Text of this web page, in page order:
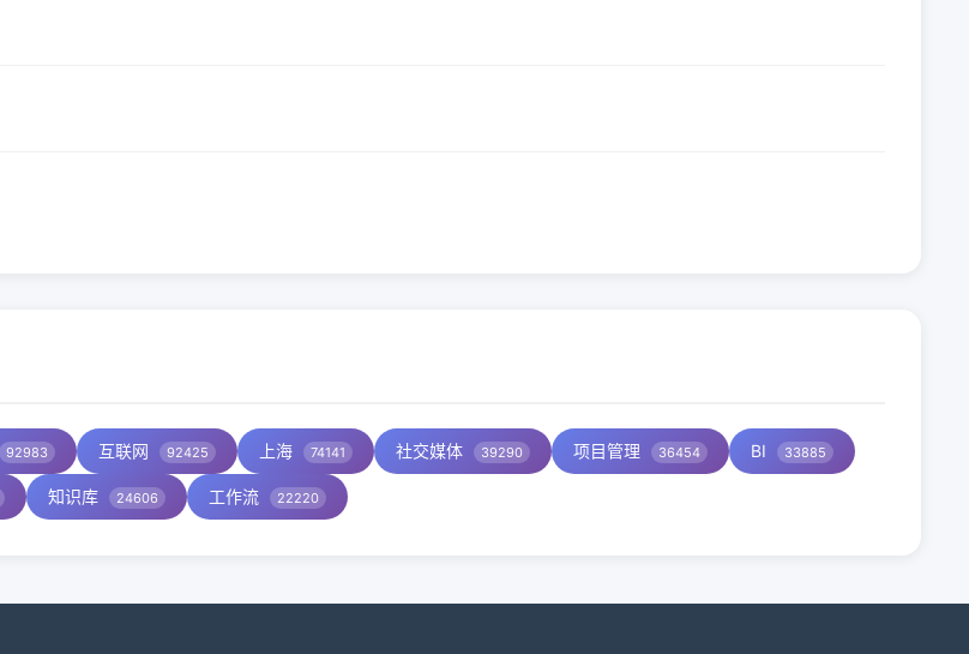
92983 互联网 92425 上海 74141 社交媒体 39290 项目管理 36454 BI 33885
知识库 24606 工作流 22220